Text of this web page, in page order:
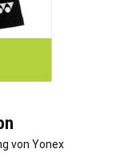
von Yonex